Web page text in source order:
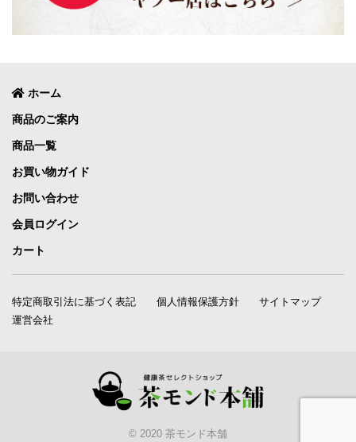
ホーム
商品のご案内
商品一覧
お買い物ガイド
お問い合わせ
会員ログイン
カート
特定商取引法に基づく表記 個人情報保護方針
サイトマップ
運営会社
© 2020 茶モンド本舗